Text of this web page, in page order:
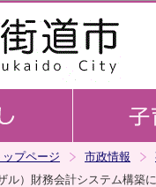
ップページ 市政情報
ル）財務会計システム構築